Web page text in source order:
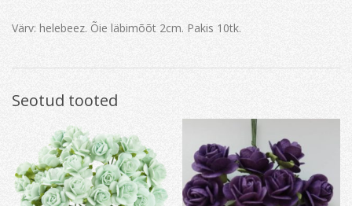
Värv: helebeez. Õie läbimõõt 2cm. Pakis 10tk.
Seotud tooted